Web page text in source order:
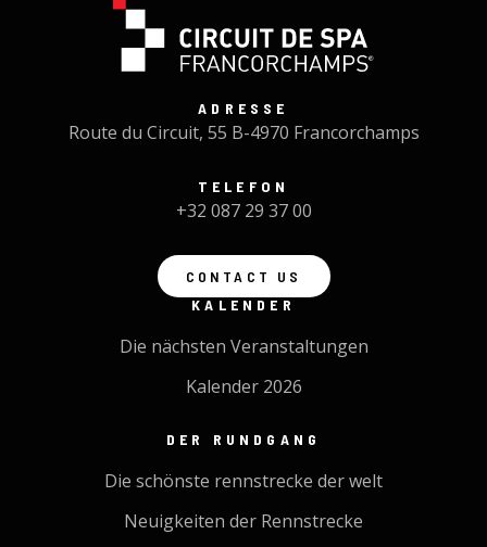
ADRESSE
Route du Circuit, 55 B-4970 Francorchamps
TELEFON
+32 087 29 37 00
CONTACT US
KALENDER
Die nächsten Veranstaltungen
Kalender 2026
DER RUNDGANG
Die schönste rennstrecke der welt
Neuigkeiten der Rennstrecke